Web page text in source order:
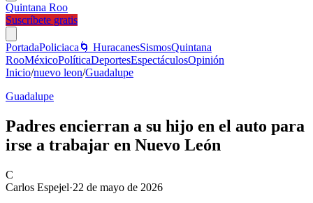
Quintana Roo
Suscríbete gratis
PortadaPoliciaca 🌀 HuracanesSismosQuintana
RooMéxicoPolíticaDeportesEspectáculosOpinión
Inicio/nuevo leon/Guadalupe
Guadalupe
Padres encierran a su hijo en el auto para
irse a trabajar en Nuevo León
C
Carlos Espejel·22 de mayo de 2026